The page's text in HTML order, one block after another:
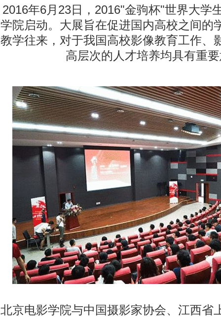
2016年6月23日，2016"金驹杯"世界大学
学院启动。大展旨在促进国内高校之间的
教学往来，对于我国高校影像教育工作、
高层次的人才培养均具有重
北京电影学院与中国摄影家协会、江西省